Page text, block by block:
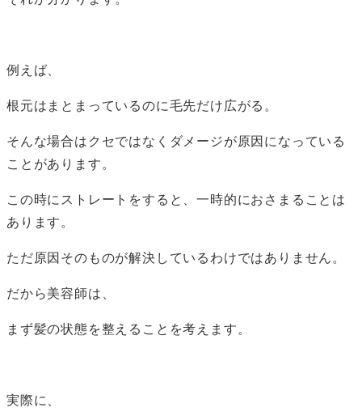
例えば、
根元はまとまっているのに毛先だけ広がる。
そんな場合はクセではなくダメージが原因になっている
ことがあります。
この時にストレートをすると、一時的におさまることは
あります。
ただ原因そのものが解決しているわけではありません。
だから美容師は、
まず髪の状態を整えることを考えます。
実際に、